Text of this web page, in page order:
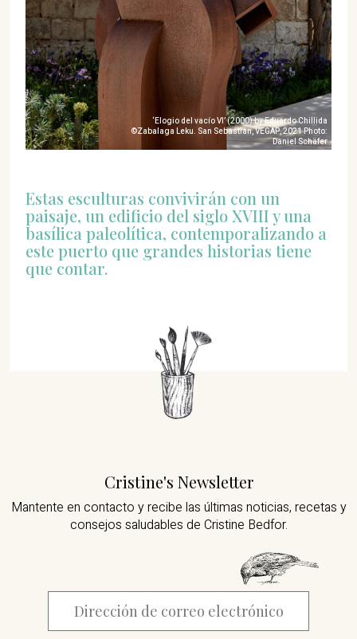
‘Elogio del vacío VI’ (2000) by Eduardo Chillida
©Zabalaga Leku. San Sebastián, VEGAP, 2021 Photo:
Daniel Schäfer
Estas esculturas convivirán con un
paisaje, un edificio del siglo XVIII y una
basílica paleolítica, contemporalizando a
este puerto que grandes historias tiene
que contar.
Cristine's Newsletter
Mantente en contacto y recibe las últimas noticias, recetas y
consejos saludables de Cristine Bedfor.